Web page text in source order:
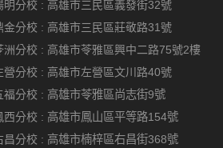
明分校 : 高雄市三民區義發街32號
金分校 : 高雄市三民區莊敬路31號
洲分校 : 高雄市苓雅區興中二路75號2樓
營分校 : 高雄市左營區文川路40號
福分校 : 高雄市苓雅區尚志街9號
西分校 : 高雄市鳳山區平等路154號
昌分校 : 高雄市楠梓區右昌街368號